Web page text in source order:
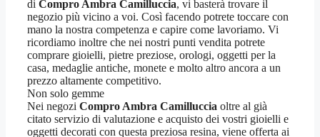
di Compro Ambra Camilluccia, vi basterà trovare il
negozio più vicino a voi. Così facendo potrete toccare con
mano la nostra competenza e capire come lavoriamo. Vi
ricordiamo inoltre che nei nostri punti vendita potrete
comprare gioielli, pietre preziose, orologi, oggetti per la
casa, medaglie antiche, monete e molto altro ancora a un
prezzo altamente competitivo.
Non solo gemme
Nei negozi Compro Ambra Camilluccia oltre al già
citato servizio di valutazione e acquisto dei vostri gioielli e
oggetti decorati con questa preziosa resina, viene offerta ai